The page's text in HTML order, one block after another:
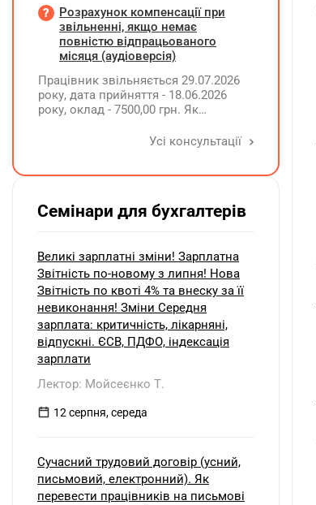
заробітної плати (винагороди), для
розрахунку внеску на підтримку
працевлаштування осіб з
інвалідністю?
Розрахунок компенсації при
звільненні, якщо немає
повністю відпрацьованого
місяця (аудіоверсія)
Працівник звільняється 29.07.2026
року, дата прийняття - 18.06.2026
року, оклад - 7500,00 грн. Як
невикористаних днів відпустки при
Усі консультації
Семінари для бухгалтерів
Великі зарплатні зміни! Зарплатна
Звітність по-новому з липня! Нова
Звітність по квоті 4% та внеску за її
невиконання! Зміни Середня
зарплата: критичність, лікарняні,
відпускні. ЄСВ, ПДФО, індексація
зарплати
Лектор: Мойсеєнко Т.
12 серпня, середа
Сучасний трудовий договір (усний,
письмовий, електронний). Як
перевести працівників на письмові